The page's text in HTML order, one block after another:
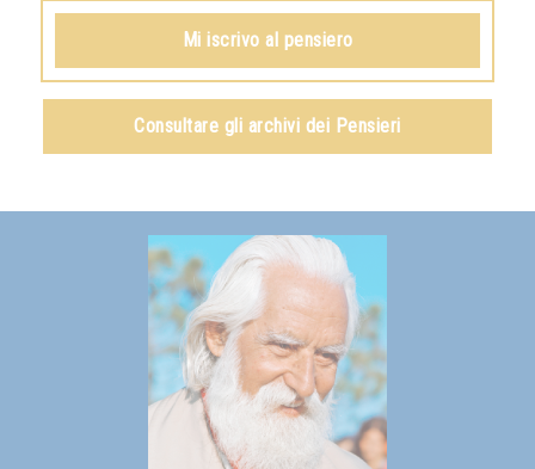
attirato la luce in voi, dovrete ancora esercitarvi a inviare quella luce nel
mondo intero per aiutare tutti gli esseri umani.*
Omraam Mikhaël Aïvanhov
Vedi ancheLa luce, spirito vivente, capitolo IX
Mi iscrivo al pensiero
Consultare gli archivi dei Pensieri